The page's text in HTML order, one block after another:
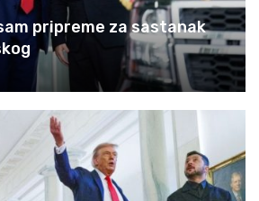
pripreme za sastanak